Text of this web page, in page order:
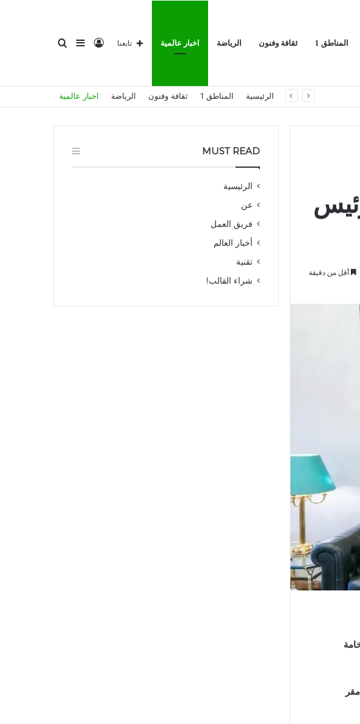
المناطق 1 ثقافة وفنون الرياضة اخبار عالمية
عن
إضافة
عمود
تسجيل
الدخول
تابعنا
الرئيسية المناطق 1 ثقافة وفنون الرياضة اخبار عالمية
أقل من دقيقة
MUST READ
الرئيسية
عن
فريق العمل
أخبار العالم
تقنية
شراء القالب!